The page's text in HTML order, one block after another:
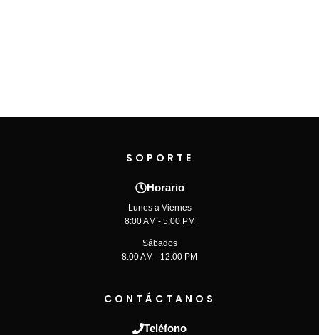
SOPORTE
Horario
Lunes a Viernes
8:00 AM - 5:00 PM
Sábados
8:00 AM - 12:00 PM
CONTÁCTANOS
Teléfono